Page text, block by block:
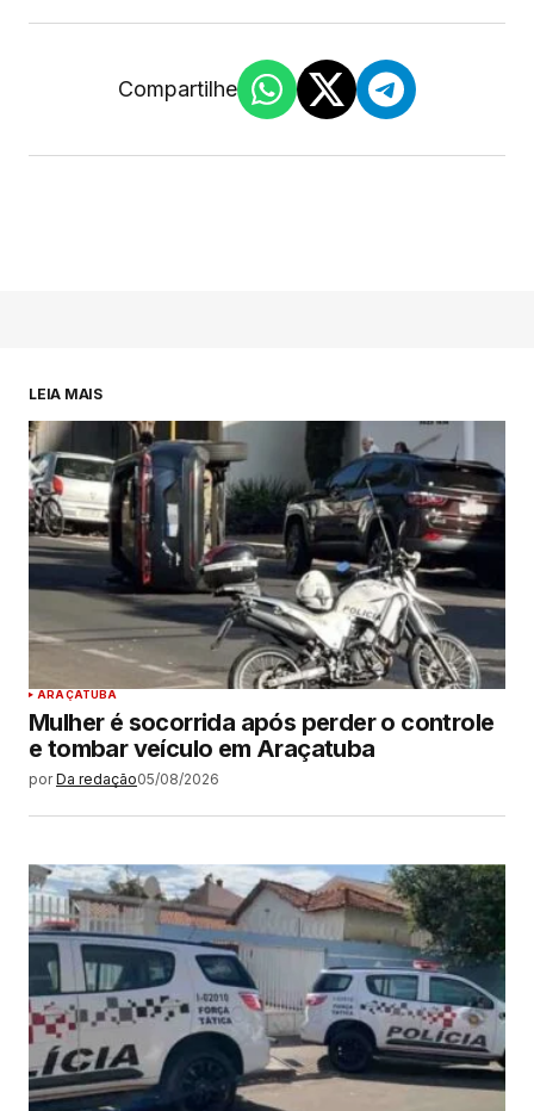
Compartilhe
LEIA MAIS
ARAÇATUBA
Mulher é socorrida após perder o controle
e tombar veículo em Araçatuba
por Da redação05/08/2026